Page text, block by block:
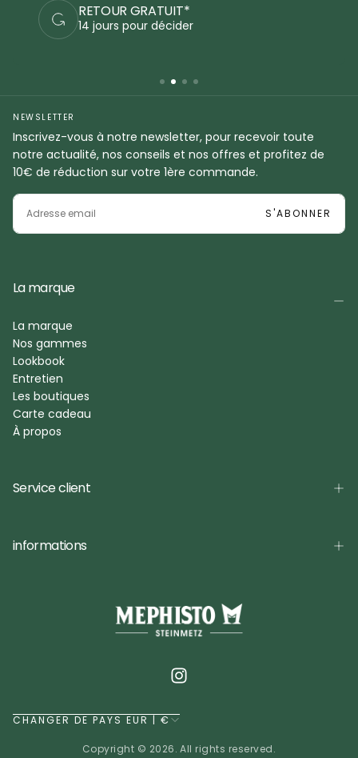
PAIEMENTS SÉCURISÉS
Commandez en sécurité
NEWSLETTER
Inscrivez-vous à notre newsletter, pour recevoir toute
notre actualité, nos conseils et nos offres et profitez de
10€ de réduction sur votre 1ère commande.
EMAIL
S'ABONNER
La marque
La marque
Nos gammes
Lookbook
Entretien
Les boutiques
Carte cadeau
À propos
Service client
informations
CHANGER DE PAYS EUR | €
Copyright © 2026. All rights reserved.